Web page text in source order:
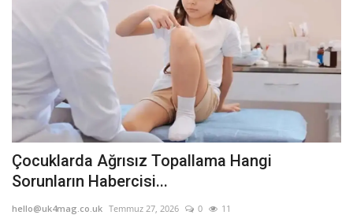
Çocuklarda Ağrısız Topallama Hangi
Sorunların Habercisi...
hello@uk4mag.co.uk Temmuz 27, 2026 0 11